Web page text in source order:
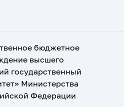
бюджетное
высшего
государственный
Министерства
Федерации